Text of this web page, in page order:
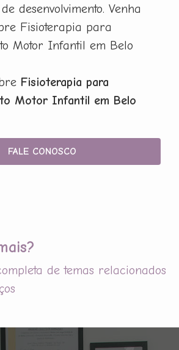
desenvolvimento. Venha
Fisioterapia para
Motor Infantil em Belo
Fisioterapia para
Motor Infantil em Belo
FALE CONOSCO
de temas relacionados